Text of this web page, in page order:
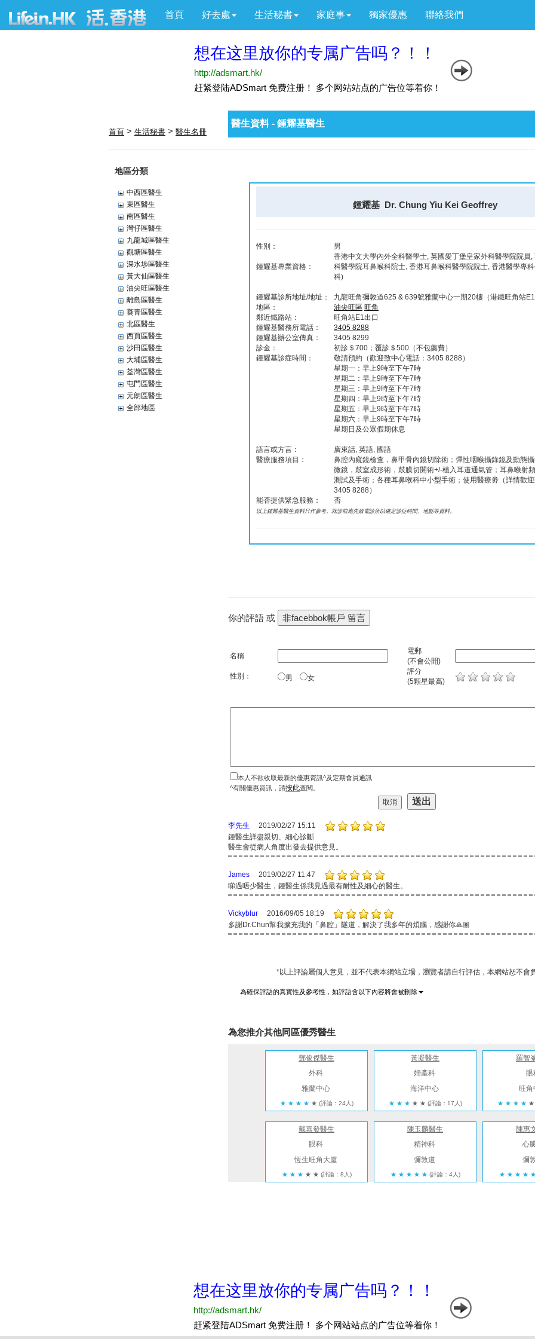
首頁 好去處 生活秘書 家庭事 獨家優惠 聯絡我們
首頁 > 生活秘書 > 醫生名冊
地區分類
中西區醫生
東區醫生
南區醫生
灣仔區醫生
九龍城區醫生
觀塘區醫生
深水埗區醫生
黃大仙區醫生
油尖旺區醫生
離島區醫生
葵青區醫生
北區醫生
西頁區醫生
沙田區醫生
大埔區醫生
荃灣區醫生
屯門區醫生
元朗區醫生
全部地區
醫生資料 - 鍾耀基醫生
鍾耀基 Dr. Chung Yiu Kei Geoffrey
性別： 男
鍾耀基專業資格：
香港中文大學內外全科醫學士, 英國愛丁堡皇家外科醫學院院員
科醫學院耳鼻喉科院士, 香港耳鼻喉科醫學院院士, 香港醫學專
科)
鍾耀基診所地址/地址：
九龍旺角彌敦道625 & 639號雅蘭中心一期20樓（港鐵旺角站E1
地區：
油尖旺區 旺角
鄰近鐵路站：
旺角站E1出口
鍾耀基醫務所電話：
3405 8288
鍾耀基辦公室傳真：
3405 8299
診金：
初診＄700；覆診＄500（不包藥費）
鍾耀基診症時間：
敬請預約（歡迎致中心電話：3405 8288）
星期一：早上9時至下午7時
星期二：早上9時至下午7時
星期三：早上9時至下午7時
星期四：早上9時至下午7時
星期五：早上9時至下午7時
星期六：早上9時至下午7時
星期日及公眾假期休息
語言或方言：
廣東話, 英語, 國語
醫療服務項目：
鼻腔內窺鏡檢查，鼻甲骨內鏡切除術；彈性咽喉攝錄鏡及動態
微鏡，鼓室成形術，鼓膜切開術+/-植入耳道通氣管；耳鼻喉射
測試及手術；各種耳鼻喉科中小型手術；使用醫療劵（詳情歡迎
3405 8288）
能否提供緊急服務：
否
以上鍾耀基醫生資料只作參考。就診前應先致電診所以確定診症時間、地點等資料。
你的評語 或
名稱
電郵
(不會公開)
性別：
男 女
評分
(5顆星最高)
本人不欲收取最新的優惠資訊^及定期會員通訊
^有關優惠資訊，請按此查閱。
李先生
2019/02/27 15:11
鍾醫生詳盡親切、細心診斷
醫生會從病人角度出發去提供意見。
James
2019/02/27 11:47
睇過唔少醫生，鍾醫生係我見過最有耐性及細心的醫生。
Vickyblur
2016/09/05 18:19
多謝Dr.Chun幫我擴充我的「鼻腔」隧道，解決了我多年的煩腦，感謝你🙏🏽
*以上評論屬個人意見，並不代表本網站立場，瀏覽者請自行評估，本網站恕不會
為確保評語的真實性及參考性，如評語含以下內容將會被刪除
為您推介其他同區優秀醫生
鄧俊傑醫生
外科
雅蘭中心
★ ★ ★ ★ ★ (評論：24人)
黃凝醫生
婦產科
海洋中心
★ ★ ★ ★ ★ (評論：17人)
羅智
眼
旺角
★ ★ ★ ★ ★
戴嘉發醫生
眼科
恆生旺角大廈
★ ★ ★ ★ ★ (評論：8人)
陳玉麟醫生
精神科
彌敦道
★ ★ ★ ★ ★ (評論：4人)
陳惠
心
彌
★ ★ ★ ★ ★